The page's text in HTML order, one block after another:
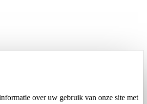
over uw gebruik van onze site met